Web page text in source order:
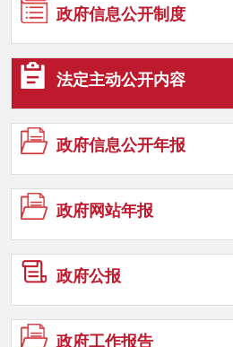
政府信息公开制度
法定主动公开内容
政府信息公开年报
政府网站年报
政府公报
政府工作报告